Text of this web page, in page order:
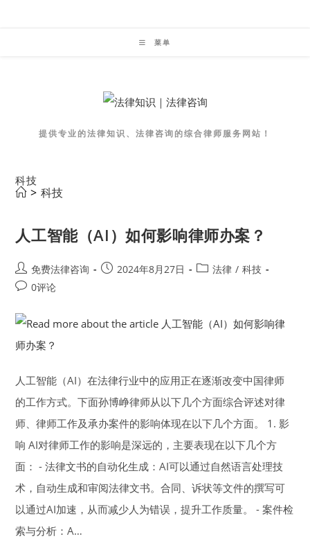
菜单
提供专业的法律知识、法律咨询的综合律师服务网站！
科技
> 科技
人工智能（AI）如何影响律师办案？
Post
author:
免费法律咨询
Post2024年8月27日
Post法律 / 科技
Post0评论
人工智能（AI）在法律行业中的应用正在逐渐改变中国律师
的工作方式。下面孙博峥律师从以下几个方面综合评述对律
师、律师工作及承办案件的影响体现在以下几个方面。 1. 影
响 AI对律师工作的影响是深远的，主要表现在以下几个方
面： - 法律文书的自动化生成：AI可以通过自然语言处理技
术，自动生成和审阅法律文书。合同、诉状等文件的撰写可
以通过AI加速，从而减少人为错误，提升工作质量。 - 案件检
索与分析：A…